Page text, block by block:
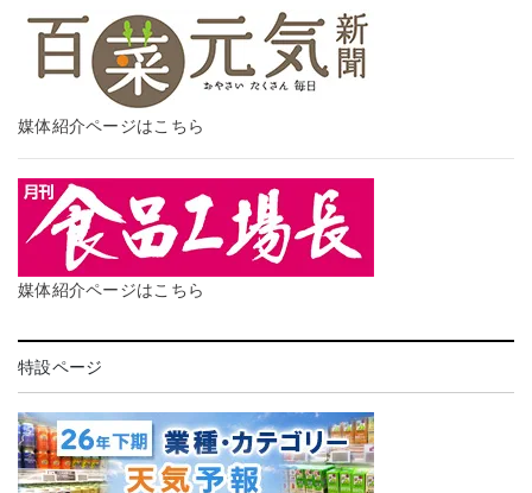
媒体紹介ページはこちら
媒体紹介ページはこちら
特設ページ